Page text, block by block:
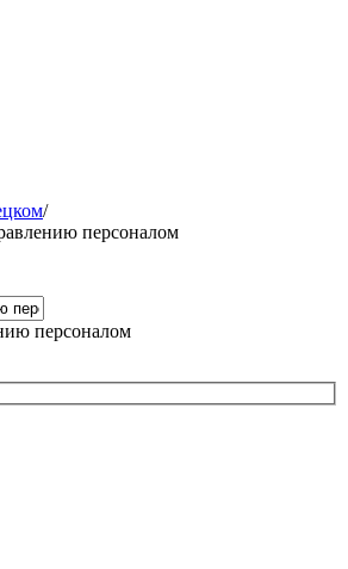
/
персоналом
персоналом